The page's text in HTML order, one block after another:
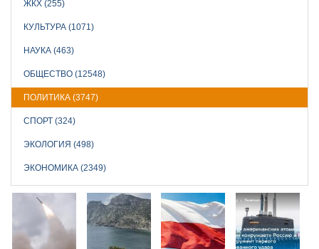
ЖКХ (255)
КУЛЬТУРА (1071)
НАУКА (463)
ОБЩЕСТВО (12548)
ПОЛИТИКА (3747)
СПОРТ (324)
ЭКОЛОГИЯ (498)
ЭКОНОМИКА (2349)